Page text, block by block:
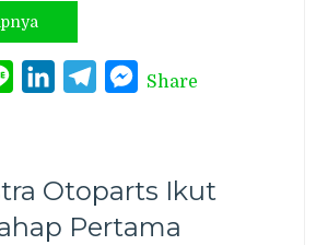
Line LinkedInTelegramMessenger
Share
Otoparts Ikut
Pertama